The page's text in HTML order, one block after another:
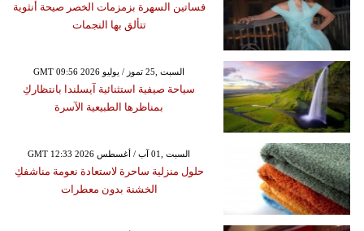
فساتين السهرة بزمزمات الخصر صيحة أنثوية
تتألق بها النجمات
GMT 09:56 2026 السبت ,25 تموز / يوليو
سياحة صيفية استثنائية آيسلندا بانتظاركِ
بمناظرها الطبيعية الآسرة
GMT 12:33 2026 السبت ,01 آب / أغسطس
حلول منزلية ساحرة لاستعادة نعومة مناشفكِ
الخشنة بدون معطرات